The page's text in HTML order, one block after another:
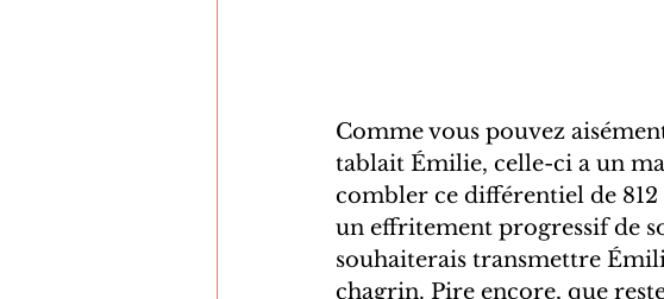
Comme vous pouvez
tablait Émilie, celle-ci a un
combler ce différentiel de
un effritement progressif de
souhaiterais transmettre
chagrin. Pire encore, que